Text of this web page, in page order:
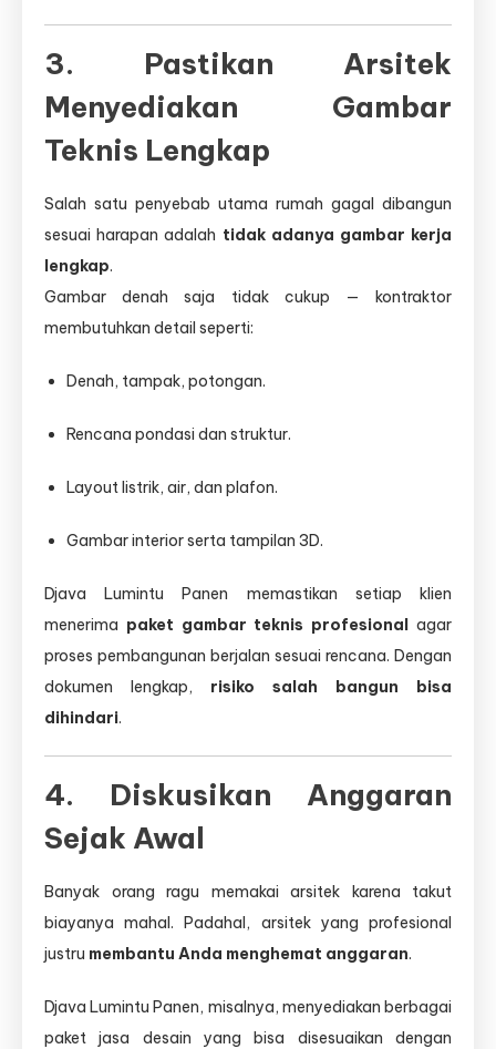
3. Pastikan Arsitek
Menyediakan Gambar
Teknis Lengkap
Salah satu penyebab utama rumah gagal dibangun
sesuai harapan adalah tidak adanya gambar kerja
lengkap.
Gambar denah saja tidak cukup — kontraktor
membutuhkan detail seperti:
Denah, tampak, potongan.
Rencana pondasi dan struktur.
Layout listrik, air, dan plafon.
Gambar interior serta tampilan 3D.
Djava Lumintu Panen memastikan setiap klien
menerima paket gambar teknis profesional agar
proses pembangunan berjalan sesuai rencana. Dengan
dokumen lengkap, risiko salah bangun bisa
dihindari.
4. Diskusikan Anggaran
Sejak Awal
Banyak orang ragu memakai arsitek karena takut
biayanya mahal. Padahal, arsitek yang profesional
justru membantu Anda menghemat anggaran.
Djava Lumintu Panen, misalnya, menyediakan berbagai
paket jasa desain yang bisa disesuaikan dengan